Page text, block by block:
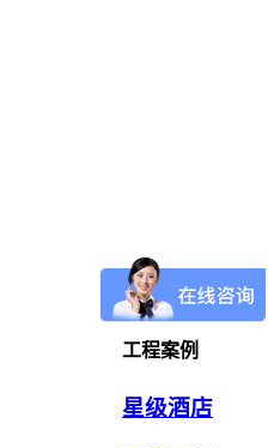
工程案例
星级酒店